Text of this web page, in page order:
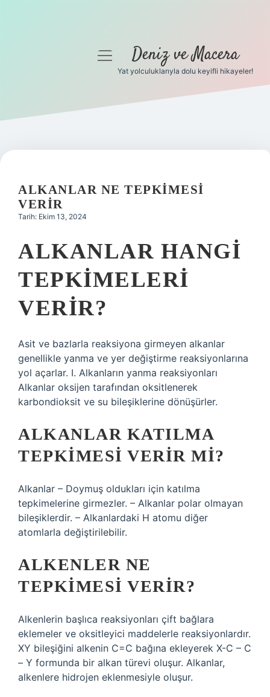
Gizlilik Politikası
Yasal Uyarı
menüyüDeniz ve Macera
Yat yolculuklarıyla dolu keyifli hikayeler!
ALKANLAR NE TEPKIMESI
VERIR
Tarih: Ekim 13, 2024
ALKANLAR HANGI
TEPKIMELERI
VERIR?
Asit ve bazlarla reaksiyona girmeyen alkanlar
genellikle yanma ve yer değiştirme reaksiyonlarına
yol açarlar. I. Alkanların yanma reaksiyonları
Alkanlar oksijen tarafından oksitlenerek
karbondioksit ve su bileşiklerine dönüşürler.
ALKANLAR KATILMA
TEPKIMESI VERIR MI?
Alkanlar – Doymuş oldukları için katılma
tepkimelerine girmezler. – Alkanlar polar olmayan
bileşiklerdir. – Alkanlardaki H atomu diğer
atomlarla değiştirilebilir.
ALKENLER NE
TEPKIMESI VERIR?
Alkenlerin başlıca reaksiyonları çift bağlara
eklemeler ve oksitleyici maddelerle reaksiyonlardır.
XY bileşiğini alkenin C=C bağına ekleyerek X-C – C
– Y formunda bir alkan türevi oluşur. Alkanlar,
alkenlere hidrojen eklenmesiyle oluşur.